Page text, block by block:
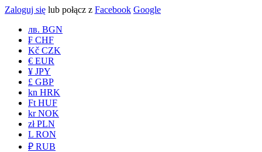
Zaloguj się lub połącz z Facebook Google
лв. BGN
₣ CHF
Kč CZK
€ EUR
¥ JPY
£ GBP
kn HRK
Ft HUF
kr NOK
zł PLN
L RON
₽ RUB